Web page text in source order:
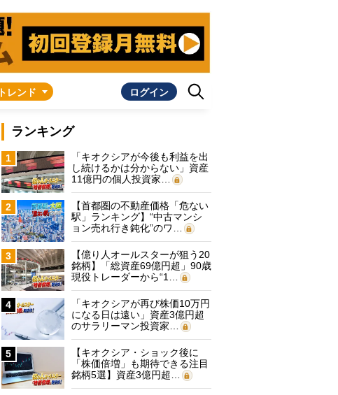
トレンド ログイン
ランキング
1
「キオクシアが今後も利益を出
し続けるかは分からない」資産
11億円の個人投資家…
2
【首都圏の不動産価格「危ない
駅」ランキング】“中古マンシ
ョン売れ行き鈍化”のワ…
3
【億り人オールスターが狙う20
銘柄】「総資産69億円超」90歳
現役トレーダーから“1…
4
「キオクシアが再び株価10万円
になる日は遠い」資産3億円超
のサラリーマン投資家…
5
【キオクシア・ショック後に
「株価倍増」も期待できる注目
銘柄5選】資産3億円超…